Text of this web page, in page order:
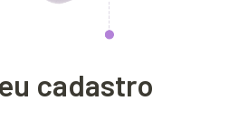
cadastro